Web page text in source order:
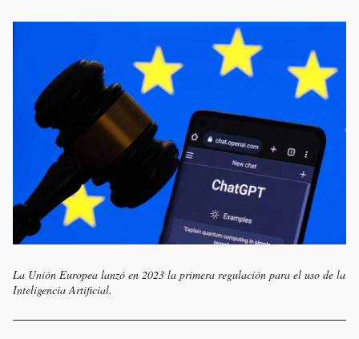
La Unión Europea lanzó en 2023 la primera regulación para el uso de la
Inteligencia Artificial.